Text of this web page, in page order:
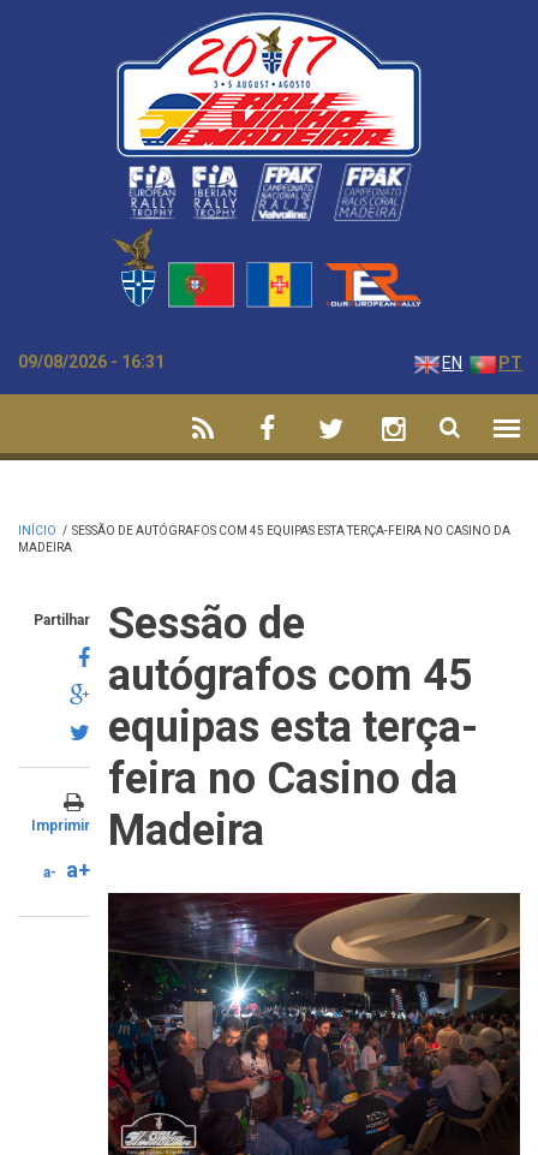
Passar para o conteúdo principal
09/08/2026 - 16:31 EN PT
INÍCIO / SESSÃO DE AUTÓGRAFOS COM 45 EQUIPAS ESTA TERÇA-FEIRA NO CASINO DA
MADEIRA
Partilhar
Imprimir
a- a+
Sessão de
autógrafos com 45
equipas esta terça-
feira no Casino da
Madeira